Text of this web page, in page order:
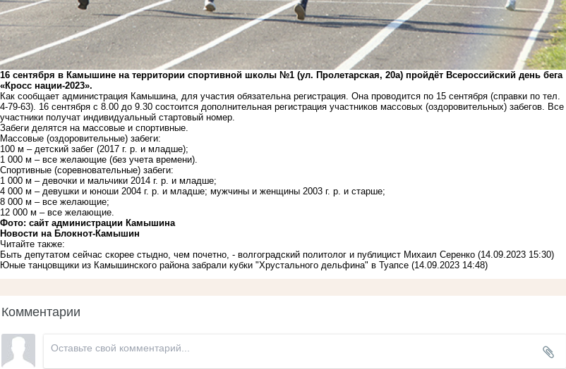
16 сентября в Камышине на территории спортивной школы №1 (ул. Пролетарская, 20а) пройдёт Всероссийский день бега
«Кросс нации-2023».
Как сообщает администрация Камышина, для участия обязательна регистрация. Она проводится по 15 сентября (справки по тел.
4-79-63). 16 сентября с 8.00 до 9.30 состоится дополнительная регистрация участников массовых (оздоровительных) забегов. Все
участники получат индивидуальный стартовый номер.
Забеги делятся на массовые и спортивные.
Массовые (оздоровительные) забеги:
100 м – детский забег (2017 г. р. и младше);
1 000 м – все желающие (без учета времени).
Спортивные (соревновательные) забеги:
1 000 м – девочки и мальчики 2014 г. р. и младше;
4 000 м – девушки и юноши 2004 г. р. и младше; мужчины и женщины 2003 г. р. и старше;
8 000 м – все желающие;
12 000 м – все желающие.
Фото: сайт администрации Камышина
Новости на Блoкнoт-Камышин
Читайте также:
Быть депутатом сейчас скорее стыдно, чем почетно, - волгоградский политолог и публицист Михаил Серенко (14.09.2023 15:30)
Юные танцовщики из Камышинского района забрали кубки "Хрустального дельфина" в Туапсе (14.09.2023 14:48)
Комментарии